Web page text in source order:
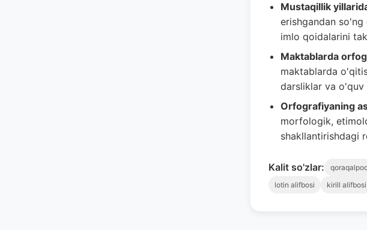
Mustaqillik
erishgandan
imlo qoidalarini
Maktablarda
maktablarda
darsliklar va o'quv
Orfografiyaning
morfologik,
shakllantirishdagi
Kalit so'zlar:
lotin alifbosi
kirill alifbosi